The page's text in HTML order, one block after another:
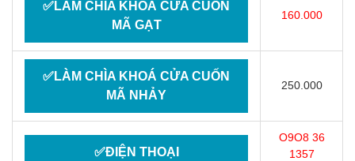
✅LÀM CHÌA KHOÁ CỬA CUỐN
MÃ GẠT
160.000
✅LÀM CHÌA KHOÁ CỬA CUỐN
MÃ NHẢY
250.000
✅ĐIỆN THOẠI
O9O8 36
1357